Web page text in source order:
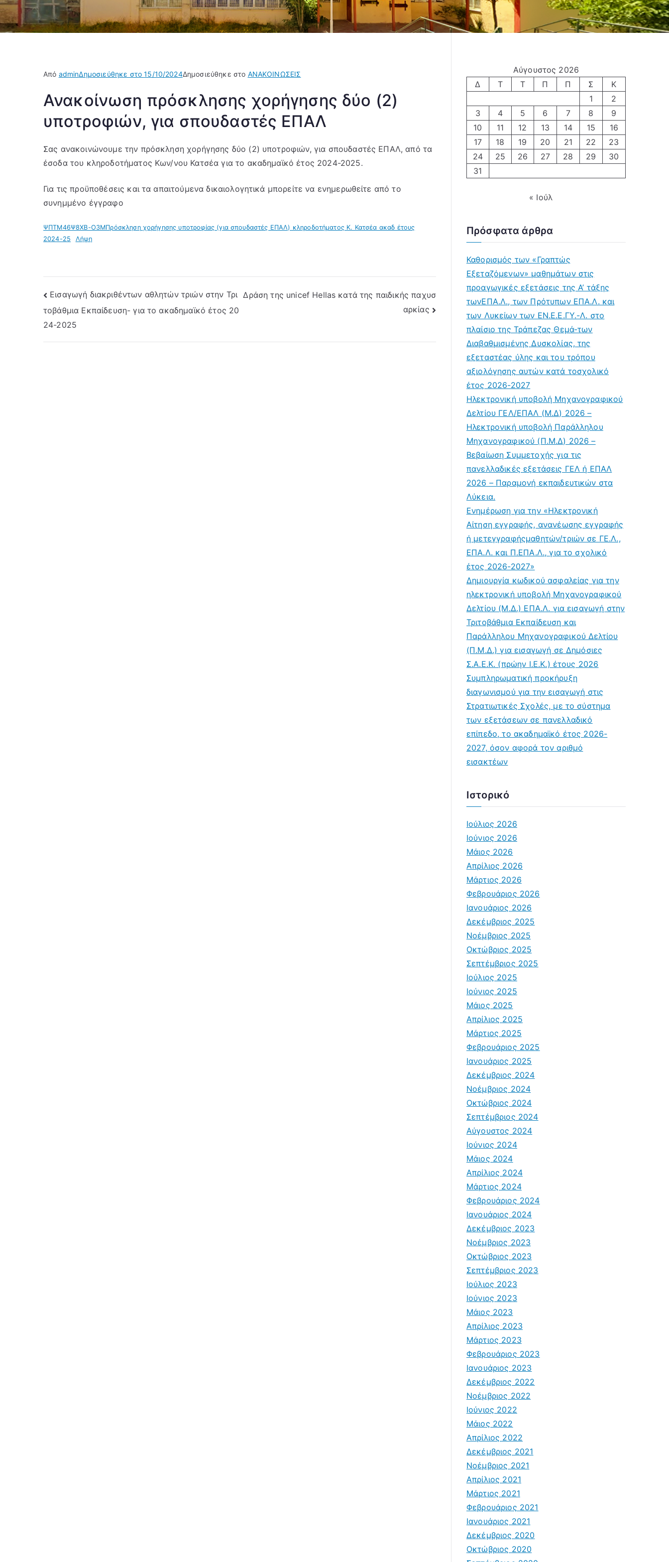
Από adminΔημοσιεύθηκε στο15/10/2024Δημοσιεύθηκε στο ΑΝΑΚΟΙΝΩΣΕΙΣ
Ανακοίνωση πρόσκλησης χορήγησης δύο (2)
υποτροφιών, για σπουδαστές ΕΠΑΛ
Σας ανακοινώνουμε την πρόσκληση χορήγησης δύο (2) υποτροφιών, για σπουδαστές ΕΠΑΛ, από τα
έσοδα του κληροδοτήματος Κων/νου Κατσέα για το ακαδημαϊκό έτος 2024-2025.
Για τις προϋποθέσεις και τα απαιτούμενα δικαιολογητικά μπορείτε να ενημερωθείτε από το
συνημμένο έγγραφο
ΨΠΤΜ46Ψ8ΧΒ-Ο3ΜΠρόσκληση χορήγησης υποτροφίας (για σπουδαστές ΕΠΑΛ) κληροδοτήματος Κ. Κατσέα ακαδ έτους
2024-25
Λήψη
Πλοήγηση
άρθρων
Εισαγωγή διακριθέντων αθλητών τριών στην Τρι
τοβάθμια Εκπαίδευση- για το ακαδημαϊκό έτος 20
24-2025
Δράση της unicef Hellas κατά της παιδικής παχυσ
αρκίας
Αύγουστος 2026
Δ
Τ Τ Π Π Σ
Κ
1
2
3
4 5 6 7 8
9
10
11 12 13 14 15
16
17
18 19 20 21 22
23
24
25 26 27 28 29
30
31
« Ιούλ
Πρόσφατα άρθρα
Καθορισμός των «Γραπτώς
Εξεταζόμενων» μαθημάτων στις
προαγωγικές εξετάσεις της Α’ τάξης
τωνΕΠΑ.Λ., των Πρότυπων ΕΠΑ.Λ. και
των Λυκείων των ΕΝ.Ε.Ε.ΓΥ.-Λ. στο
πλαίσιο της Τράπεζας Θεμά-των
Διαβαθμισμένης Δυσκολίας, της
εξεταστέας ύλης και του τρόπου
αξιολόγησης αυτών κατά τοσχολικό
έτος 2026-2027
Ηλεκτρονική υποβολή Μηχανογραφικού
Δελτίου ΓΕΛ/ΕΠΑΛ (Μ.Δ) 2026 –
Ηλεκτρονική υποβολή Παράλληλου
Μηχανογραφικού (Π.Μ.Δ) 2026 –
Βεβαίωση Συμμετοχής για τις
πανελλαδικές εξετάσεις ΓΕΛ ή ΕΠΑΛ
2026 – Παραμονή εκπαιδευτικών στα
Λύκεια.
Ενημέρωση για την «Ηλεκτρονική
Αίτηση εγγραφής, ανανέωσης εγγραφής
ή μετεγγραφήςμαθητών/τριών σε ΓΕ.Λ.,
ΕΠΑ.Λ. και Π.ΕΠΑ.Λ., για το σχολικό
έτος 2026-2027»
Δημιουργία κωδικού ασφαλείας για την
ηλεκτρονική υποβολή Μηχανογραφικού
Δελτίου (Μ.Δ.) ΕΠΑ.Λ. για εισαγωγή στην
Τριτοβάθμια Εκπαίδευση και
Παράλληλου Μηχανογραφικού Δελτίου
(Π.Μ.Δ.) για εισαγωγή σε Δημόσιες
Σ.Α.Ε.Κ. (πρώην Ι.Ε.Κ.) έτους 2026
Συμπληρωματική προκήρυξη
διαγωνισμού για την εισαγωγή στις
Στρατιωτικές Σχολές, με το σύστημα
των εξετάσεων σε πανελλαδικό
επίπεδο, το ακαδημαϊκό έτος 2026-
2027, όσον αφορά τον αριθμό
εισακτέων
Ιστορικό
Ιούλιος 2026
Ιούνιος 2026
Μάιος 2026
Απρίλιος 2026
Μάρτιος 2026
Φεβρουάριος 2026
Ιανουάριος 2026
Δεκέμβριος 2025
Νοέμβριος 2025
Οκτώβριος 2025
Σεπτέμβριος 2025
Ιούλιος 2025
Ιούνιος 2025
Μάιος 2025
Απρίλιος 2025
Μάρτιος 2025
Φεβρουάριος 2025
Ιανουάριος 2025
Δεκέμβριος 2024
Νοέμβριος 2024
Οκτώβριος 2024
Σεπτέμβριος 2024
Αύγουστος 2024
Ιούνιος 2024
Μάιος 2024
Απρίλιος 2024
Μάρτιος 2024
Φεβρουάριος 2024
Ιανουάριος 2024
Δεκέμβριος 2023
Νοέμβριος 2023
Οκτώβριος 2023
Σεπτέμβριος 2023
Ιούλιος 2023
Ιούνιος 2023
Μάιος 2023
Απρίλιος 2023
Μάρτιος 2023
Φεβρουάριος 2023
Ιανουάριος 2023
Δεκέμβριος 2022
Νοέμβριος 2022
Ιούνιος 2022
Μάιος 2022
Απρίλιος 2022
Δεκέμβριος 2021
Νοέμβριος 2021
Απρίλιος 2021
Μάρτιος 2021
Φεβρουάριος 2021
Ιανουάριος 2021
Δεκέμβριος 2020
Οκτώβριος 2020